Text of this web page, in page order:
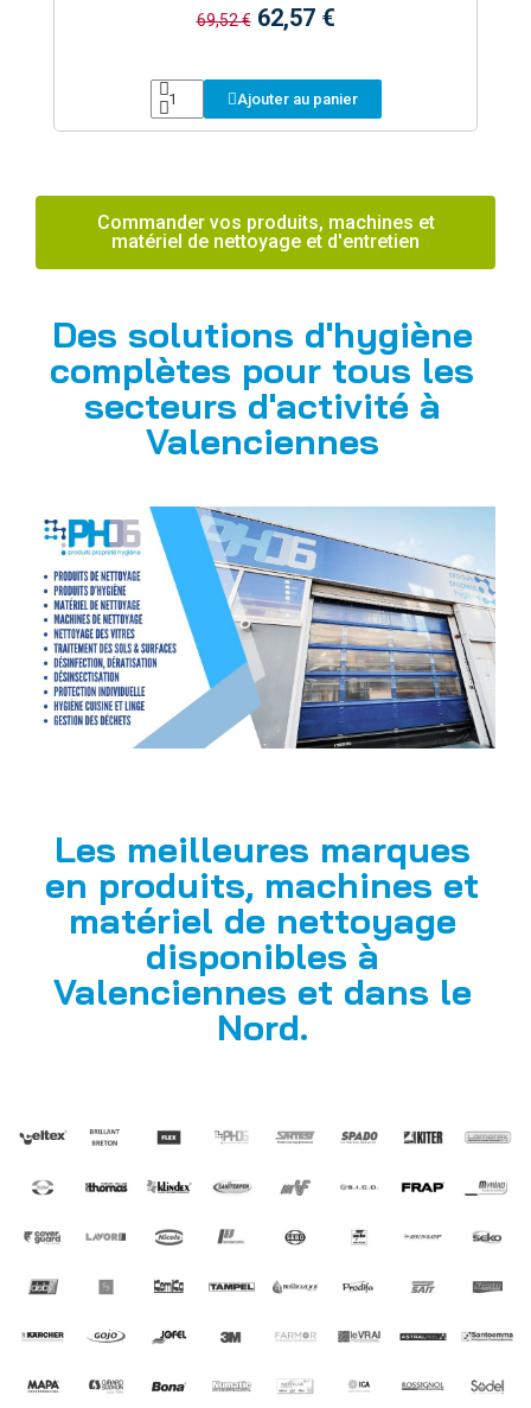
69,52 € 62,57 €
Ajouter au panier
Commander vos produits, machines et
matériel de nettoyage et d'entretien
Des solutions d'hygiène
complètes pour tous les
secteurs d'activité à
Valenciennes
Les meilleures marques
en produits, machines et
matériel de nettoyage
disponibles à
Valenciennes et dans le
Nord.